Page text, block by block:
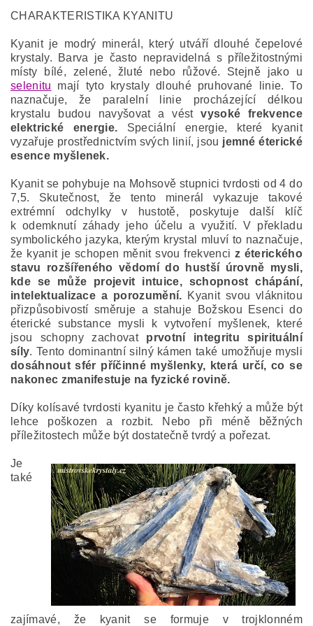
CHARAKTERISTIKA KYANITU
Kyanit je modrý minerál, který utváří dlouhé čepelové
krystaly. Barva je často nepravidelná s příležitostnými
místy bílé, zelené, žluté nebo růžové. Stejně jako u
selenitu mají tyto krystaly dlouhé pruhované linie. To
naznačuje, že paralelní linie procházející délkou
krystalu budou navyšovat a véstvysoké frekvence
elektrické energie. Speciální energie, které kyanit
vyzařuje prostřednictvím svých linií, jsou jemné éterické
esence myšlenek.
Kyanit se pohybuje na Mohsově stupnici tvrdosti od 4 do
7,5. Skutečnost, že tento minerál vykazuje takové
extrémní odchylky v hustotě, poskytuje další klíč
k odemknutí záhady jeho účelu a využití. V překladu
symbolického jazyka, kterým krystal mluví to naznačuje,
že kyanit je schopen měnit svou frekvenci z éterického
stavu rozšířeného vědomí do hustší úrovně mysli,
kde se může projevit intuice, schopnost chápání,
intelektualizace a porozumění. Kyanit svou vláknitou
přizpůsobivostí směruje a stahuje Božskou Esenci do
éterické substance mysli k vytvoření myšlenek, které
jsou schopny zachovat prvotní integritu spirituální
síly. Tento dominantní silný kámen také umožňuje mysli
dosáhnout sfér příčinné myšlenky, která určí, co se
nakonec zmanifestuje na fyzické rovině.
Díky kolísavé tvrdosti kyanitu je často křehký a může být
lehce poškozen a rozbit. Nebo při méně běžných
příležitostech může být dostatečně tvrdý a pořezat.
Je
také
zajímavé, že kyanit se formuje v trojklonném